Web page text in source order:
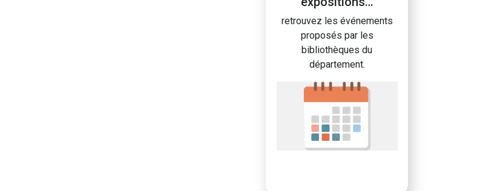
retrouvez les événements
proposés par les
bibliothèques du
département.